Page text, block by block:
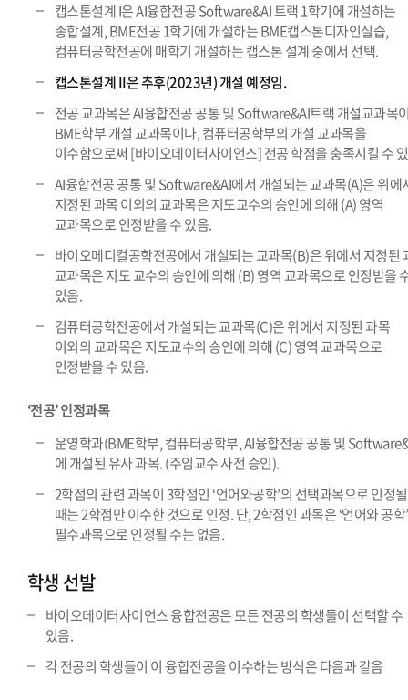
캡스톤설계 I은 AI융합전공 Software&AI 트랙 1학기에 개설하는
종합설계, BME전공 1학기에 개설하는 BME캡스톤디자인실습,
컴퓨터공학전공에 매학기 개설하는 캡스톤 설계 중에서 선택.
캡스톤설계 II은 추후(2023년) 개설 예정임.
전공 교과목은 AI융합전공 공통 및 Software&AI트랙 개설교과목
BME학부 개설 교과목이나, 컴퓨터공학부의 개설 교과목을
이수함으로써 [바이오데이터사이언스] 전공 학점을 충족시킬 수
AI융합전공 공통 및 Software&AI에서 개설되는 교과목(A)은 위에
지정된 과목 이외의 교과목은 지도교수의 승인에 의해 (A) 영역
교과목으로 인정받을 수 있음.
바이오메디컬공학전공에서 개설되는 교과목(B)은 위에서 지정된
교과목은 지도 교수의 승인에 의해 (B) 영역 교과목으로 인정받을
있음.
컴퓨터공학전공에서 개설되는 교과목(C)은 위에서 지정된 과목
이외의 교과목은 지도교수의 승인에 의해 (C) 영역 교과목으로
인정받을 수 있음.
‘전공’ 인정과목
운영학과(BME학부, 컴퓨터공학부, AI융합전공 공통 및
에 개설된 유사 과목. (주임교수 사전 승인).
2학점의 관련 과목이 3학점인 ‘언어와공학’의 선택과목으로 인정될
때는 2학점만 이수한 것으로 인정. 단, 2학점인 과목은 ‘언어와 공학
필수과목으로 인정될 수는 없음.
학생 선발
바이오데이터사이언스 융합전공은 모든 전공의 학생들이 선택할 수
있음.
각 전공의 학생들이 이 융합전공을 이수하는 방식은 다음과 같음